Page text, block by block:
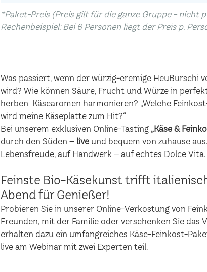
*Paket-Preis (Preis gilt für die ganze Gruppe - nicht
Rechenbeispiel: Bei 6 Personen liegt der Preis p.
Was passiert, wenn der würzig-cremige HeuBurschi
wird? Wie können Säure, Frucht und Würze in
herben Käsearomen harmonieren? „Welche
wird meine Käseplatte zum Hit?“
Bei unserem exklusiven Online-Tasting „Käse &
durch den Süden – live und bequem von zuhause
Lebensfreude, auf Handwerk – auf echtes Dolce Vita.
Feinste Bio-Käsekunst trifft
Abend für Genießer!
Probieren Sie in unserer Online-Verkostung von
Freunden, mit der Familie oder verschenken Sie das
erhalten dazu ein umfangreiches Käse-Feinkost-
live am Webinar mit zwei Experten teil.